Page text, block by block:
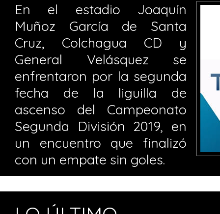
En el estadio Joaquín
Muñoz García de Santa
Cruz, Colchagua CD y
General Velásquez se
enfrentaron por la segunda
fecha de la liguilla de
ascenso del Campeonato
Segunda División 2019, en
un encuentro que finalizó
con un empate sin goles.